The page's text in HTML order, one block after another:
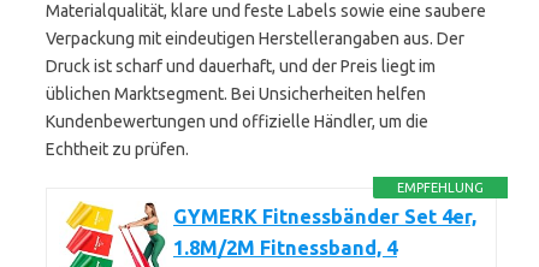
Materialqualität, klare und feste Labels sowie eine saubere
Verpackung mit eindeutigen Herstellerangaben aus. Der
Druck ist scharf und dauerhaft, und der Preis liegt im
üblichen Marktsegment. Bei Unsicherheiten helfen
Kundenbewertungen und offizielle Händler, um die
Echtheit zu prüfen.
EMPFEHLUNG
GYMERK Fitnessbänder Set 4er,
1.8M/2M Fitnessband, 4